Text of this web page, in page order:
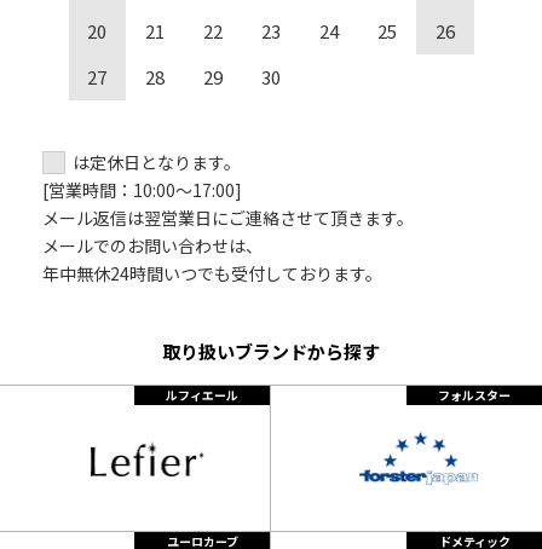
20
21 22 23 24 25
26
27
28 29 30
は定休日となります。
[営業時間：10:00～17:00]
メール返信は翌営業日にご連絡させて頂きます。
メールでのお問い合わせは、
年中無休24時間いつでも受付しております。
取り扱いブランドから探す
ルフィエール フォルスター
ユーロカーブ ドメティック